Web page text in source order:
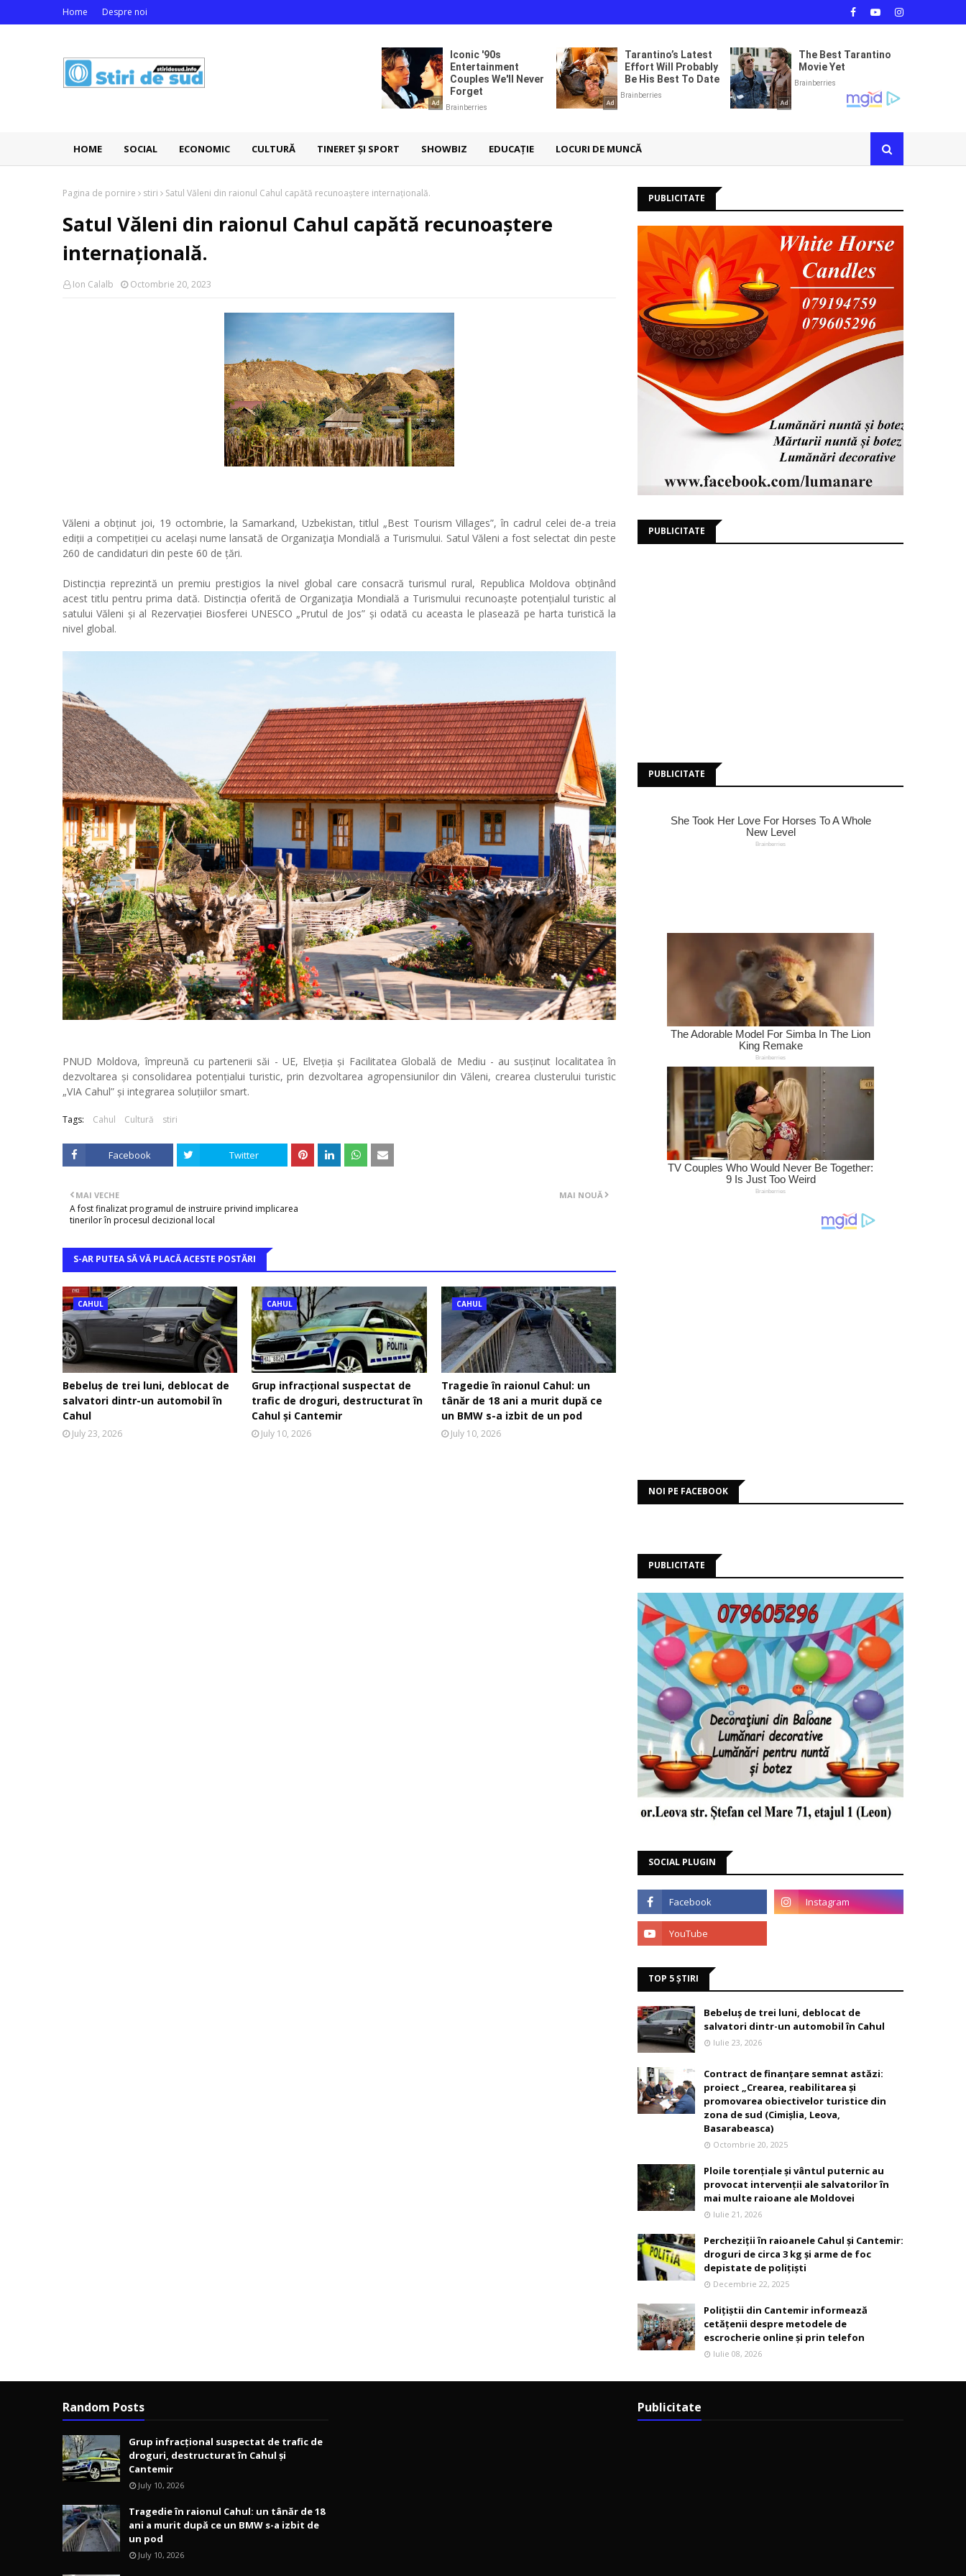
Home Despre noi
HOME SOCIAL ECONOMIC CULTURĂ TINERET ȘI SPORT SHOWBIZ EDUCAȚIE LOCURI DE MUNCĂ
Pagina de pornire stiri Satul Văleni din raionul Cahul capătă recunoaștere internațională.
Satul Văleni din raionul Cahul capătă recunoaștere
internațională.
Ion Calalb Octombrie 20, 2023
Văleni a obținut joi, 19 octombrie, la Samarkand, Uzbekistan, titlul „Best Tourism Villages”, în cadrul celei de-a treia
ediții a competiției cu același nume lansată de Organizaţia Mondială a Turismului. Satul Văleni a fost selectat din peste
260 de candidaturi din peste 60 de țări.
Distincția reprezintă un premiu prestigios la nivel global care consacră turismul rural, Republica Moldova obținând
acest titlu pentru prima dată. Distincția oferită de Organizaţia Mondială a Turismului recunoaște potențialul turistic al
satului Văleni și al Rezervației Biosferei UNESCO „Prutul de Jos” și odată cu aceasta le plasează pe harta turistică la
nivel global.
PNUD Moldova, împreună cu partenerii săi - UE, Elveția și Facilitatea Globală de Mediu - au susținut localitatea în
dezvoltarea și consolidarea potențialui turistic, prin dezvoltarea agropensiunilor din Văleni, crearea clusterului turistic
„VIA Cahul” și integrarea soluțiilor smart.
Tags: Cahul Cultură stiri
Facebook Twitter
MAI NOUĂ
MAI VECHE
A fost finalizat programul de instruire privind implicarea
tinerilor în procesul decizional local
S-AR PUTEA SĂ VĂ PLACĂ ACESTE POSTĂRI
CAHUL
Bebeluș de trei luni, deblocat de
salvatori dintr-un automobil în
Cahul
July 23, 2026
CAHUL
Grup infracțional suspectat de
trafic de droguri, destructurat în
Cahul și Cantemir
July 10, 2026
CAHUL
Tragedie în raionul Cahul: un
tânăr de 18 ani a murit după ce
un BMW s-a izbit de un pod
July 10, 2026
PUBLICITATE
PUBLICITATE
PUBLICITATE
NOI PE FACEBOOK
PUBLICITATE
SOCIAL PLUGIN
TOP 5 ȘTIRI
Bebeluș de trei luni, deblocat de
salvatori dintr-un automobil în Cahul
Iulie 23, 2026
Contract de finanțare semnat astăzi:
proiect „Crearea, reabilitarea și
promovarea obiectivelor turistice din
zona de sud (Cimișlia, Leova,
Basarabeasca)
Octombrie 20, 2025
Ploile torențiale și vântul puternic au
provocat intervenții ale salvatorilor în
mai multe raioane ale Moldovei
Iulie 21, 2026
Percheziții în raioanele Cahul și Cantemir:
droguri de circa 3 kg și arme de foc
depistate de polițiști
Decembrie 22, 2025
Polițiștii din Cantemir informează
cetățenii despre metodele de
escrocherie online și prin telefon
Iulie 08, 2026
Random Posts
Grup infracțional suspectat de trafic de
droguri, destructurat în Cahul și
Cantemir
July 10, 2026
Tragedie în raionul Cahul: un tânăr de 18
ani a murit după ce un BMW s-a izbit de
un pod
July 10, 2026
Publicitate